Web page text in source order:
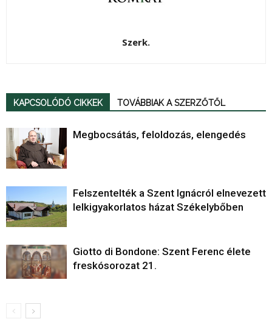
Szerk.
KAPCSOLÓDÓ CIKKEK TOVÁBBIAK A SZERZŐTŐL
Megbocsátás, feloldozás, elengedés
Felszentelték a Szent Ignácról elnevezett
lelkigyakorlatos házat Székelybőben
Giotto di Bondone: Szent Ferenc élete
freskósorozat 21.